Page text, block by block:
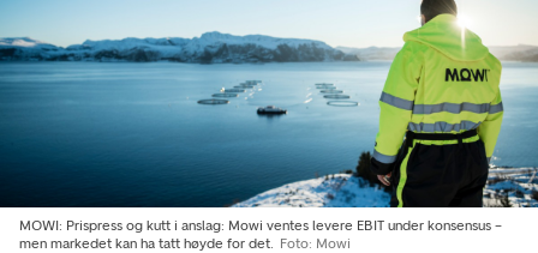
MOWI: Prispress og kutt i anslag: Mowi ventes levere EBIT under konsensus –
men markedet kan ha tatt høyde for det.
Foto: Mowi